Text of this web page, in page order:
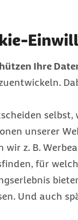
Ihre
selbst,
unserer
wir z. B.
für
Und auch
dass
durch
der
trägt
ist eine
Zudem wird
und